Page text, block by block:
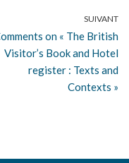
SUIVANT
on « The British
Visitor’s Book and Hotel
register : Texts and
Contexts »